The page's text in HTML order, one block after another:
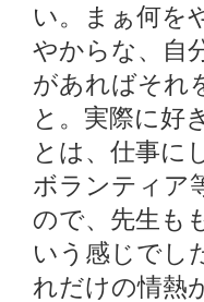
い。まぁ何を
やからな、自
があればそれ
と。実際に好
とは、仕事に
ボランティア
ので、先生も
いう感じでし
れだけの情熱